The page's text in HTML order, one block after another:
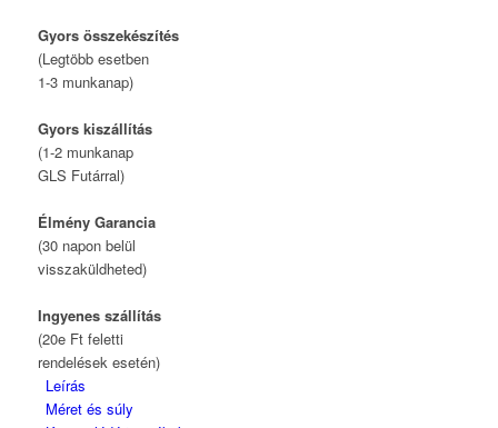
Gyors összekészítés
(Legtöbb esetben
1-3 munkanap)
Gyors kiszállítás
(1-2 munkanap
GLS Futárral)
Élmény Garancia
(30 napon belül
visszaküldheted)
Ingyenes szállítás
(20e Ft feletti
rendelések esetén)
Leírás
Méret és súly